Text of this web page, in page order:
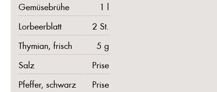
Gemüsebrühe
1 l
Lorbeerblatt
2 St.
Thymian, frisch
5 g
Salz
Prise
Pfeffer, schwarz
Prise